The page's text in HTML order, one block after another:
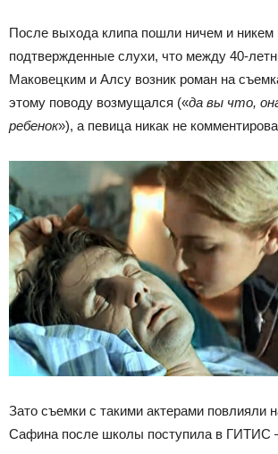
После выхода клипа пошли ничем и никем
подтвержденные слухи, что между 40-
Маковецким и Алсу возник роман на
этому поводу возмущался («да вы что,
ребенок»), а певица никак не
Зато съемки с такими актерами повлияли
Сафина после школы поступила в ГИТИС